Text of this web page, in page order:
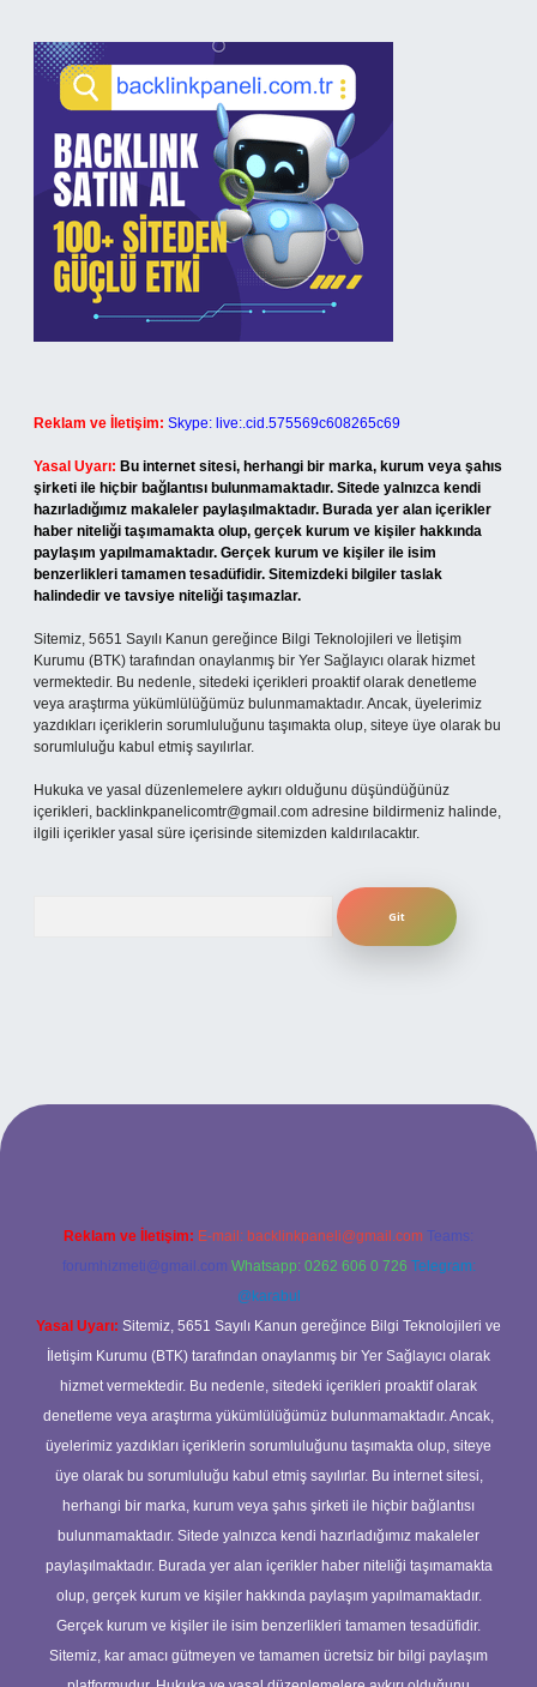
Reklam ve İletişim: Skype: live:.cid.575569c608265c69
Yasal Uyarı: Bu internet sitesi, herhangi bir marka, kurum veya şahıs
şirketi ile hiçbir bağlantısı bulunmamaktadır. Sitede yalnızca kendi
hazırladığımız makaleler paylaşılmaktadır. Burada yer alan içerikler
haber niteliği taşımamakta olup, gerçek kurum ve kişiler hakkında
paylaşım yapılmamaktadır. Gerçek kurum ve kişiler ile isim
benzerlikleri tamamen tesadüfidir. Sitemizdeki bilgiler taslak
halindedir ve tavsiye niteliği taşımazlar.
Sitemiz, 5651 Sayılı Kanun gereğince Bilgi Teknolojileri ve İletişim
Kurumu (BTK) tarafından onaylanmış bir Yer Sağlayıcı olarak hizmet
vermektedir. Bu nedenle, sitedeki içerikleri proaktif olarak denetleme
veya araştırma yükümlülüğümüz bulunmamaktadır. Ancak, üyelerimiz
yazdıkları içeriklerin sorumluluğunu taşımakta olup, siteye üye olarak bu
sorumluluğu kabul etmiş sayılırlar.
Hukuka ve yasal düzenlemelere aykırı olduğunu düşündüğünüz
içerikleri, backlinkpanelicomtr@gmail.com adresine bildirmeniz halinde,
ilgili içerikler yasal süre içerisinde sitemizden kaldırılacaktır.
giriş
Reklam ve İletişim: E-mail: backlinkpaneli@gmail.com Teams:
forumhizmeti@gmail.com Whatsapp: 0262 606 0 726 Telegram:
@karabul
Yasal Uyarı: Sitemiz, 5651 Sayılı Kanun gereğince Bilgi Teknolojileri ve
İletişim Kurumu (BTK) tarafından onaylanmış bir Yer Sağlayıcı olarak
hizmet vermektedir. Bu nedenle, sitedeki içerikleri proaktif olarak
denetleme veya araştırma yükümlülüğümüz bulunmamaktadır. Ancak,
üyelerimiz yazdıkları içeriklerin sorumluluğunu taşımakta olup, siteye
üye olarak bu sorumluluğu kabul etmiş sayılırlar. Bu internet sitesi,
herhangi bir marka, kurum veya şahıs şirketi ile hiçbir bağlantısı
bulunmamaktadır. Sitede yalnızca kendi hazırladığımız makaleler
paylaşılmaktadır. Burada yer alan içerikler haber niteliği taşımamakta
olup, gerçek kurum ve kişiler hakkında paylaşım yapılmamaktadır.
Gerçek kurum ve kişiler ile isim benzerlikleri tamamen tesadüfidir.
Sitemiz, kar amacı gütmeyen ve tamamen ücretsiz bir bilgi paylaşım